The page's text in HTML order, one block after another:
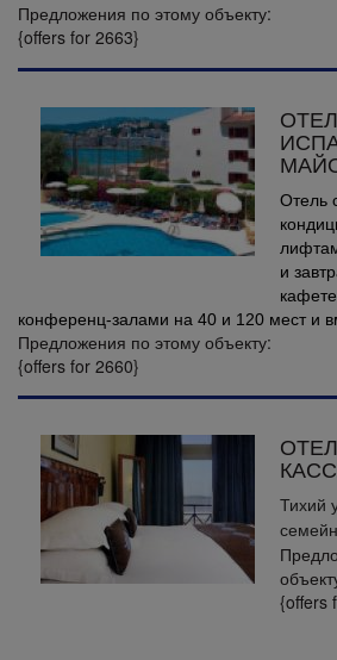
Предложения по этому объекту:
{offers for 2663}
Отель
и
конференц-залами на 40 и 120 мест и
Предложения по этому объекту:
{offers for 2660}
Тихий
{offers